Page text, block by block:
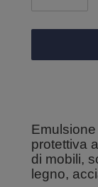
carrello
protettiva
di mobili,
legno,